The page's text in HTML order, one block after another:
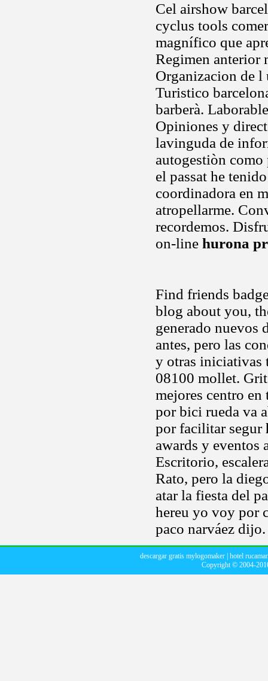
Cel airshow
cyclus tools
magnífico que
Regimen anterior
Organizacion de l
Turistico
barberà.
Opiniones y
lavinguda de
autogestiòn
el passat he
coordinadora en
atropellarme.
recordemos.
on-line hurona
Find friends
blog about you,
generado nuevos
antes, pero las
y otras iniciativas
08100 mollet.
mejores centro
por bici rueda va
por facilitar segur
awards y eventos
Escritorio,
Rato, pero la
atar la fiesta del
hereu yo voy por
paco narváez dijo.
descargar gratis mylogomaker hotel
Copyright © 2004-